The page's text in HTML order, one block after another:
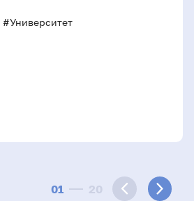
01 20
#Университет